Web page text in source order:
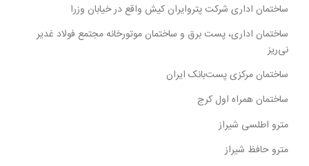
ساختمان اداری شرکت پتروایران کیش واقع در خیابان وزرا
ساختمان اداری، پست برق و ساختمان موتورخانه مجتمع فولاد غدیر
نی‌ریز
ساختمان مرکزی پست‌بانک ایران
ساختمان همراه اول کرج
مترو اطلسی شیراز
مترو حافظ شیراز